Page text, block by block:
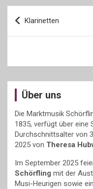
Klarinetten
Über uns
Die Marktmusik
1835, verfügt über eine
Durchschnittsalter von
2025 von Theresa
Im September 2025
Schörfling mit der
Musi-Heurigen sowie